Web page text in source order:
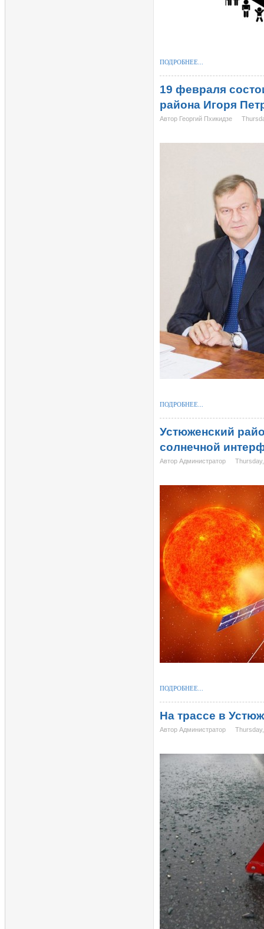
ПОДРОБНЕЕ...
19 февраля
района Игоря
Автор Георгий Пхикидзе
ПОДРОБНЕЕ...
Устюженский
солнечной
Автор Администратор
ПОДРОБНЕЕ...
На трассе в
Автор Администратор